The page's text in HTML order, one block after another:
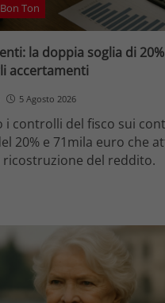
Ton
la doppia soglia di
accertamenti
5 Agosto 2026
i controlli del fisco sui
20% e 71mila euro che
ricostruzione del reddito.